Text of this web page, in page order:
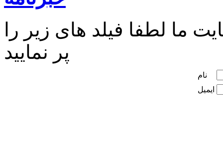
ما لطفا فیلد های زیر را
پر نمایید
نام
ایمیل